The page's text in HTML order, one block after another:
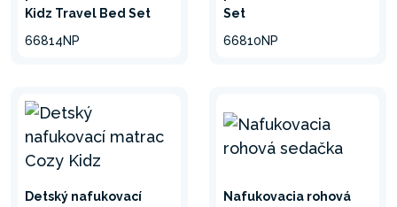
minimalizovať
Kidz Travel Bed Set
66814NP
Set
66810NP
Detský nafukovací
Nafukovacia rohová